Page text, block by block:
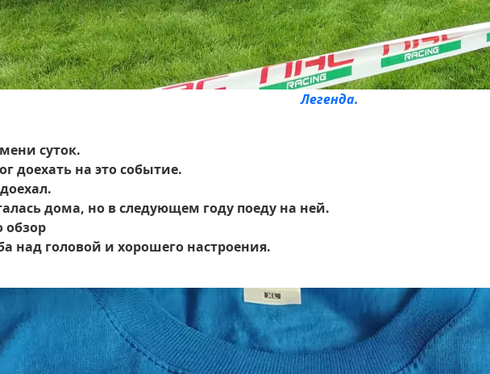
Легенда.
суток.
доехать на это событие.
дома, но в следующем году поеду на ней.
обзор
над головой и хорошего настроения.